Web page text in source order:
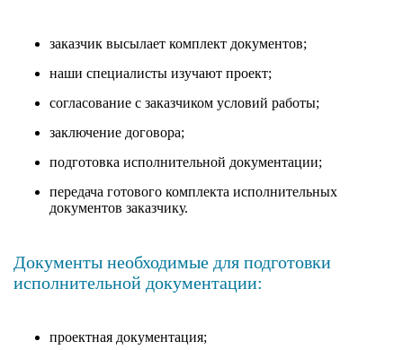
заказчик высылает комплект документов;
наши специалисты изучают проект;
согласование с заказчиком условий работы;
заключение договора;
подготовка исполнительной документации;
передача готового комплекта исполнительных
документов заказчику.
Документы необходимые для подготовки
исполнительной документации:
проектная документация;